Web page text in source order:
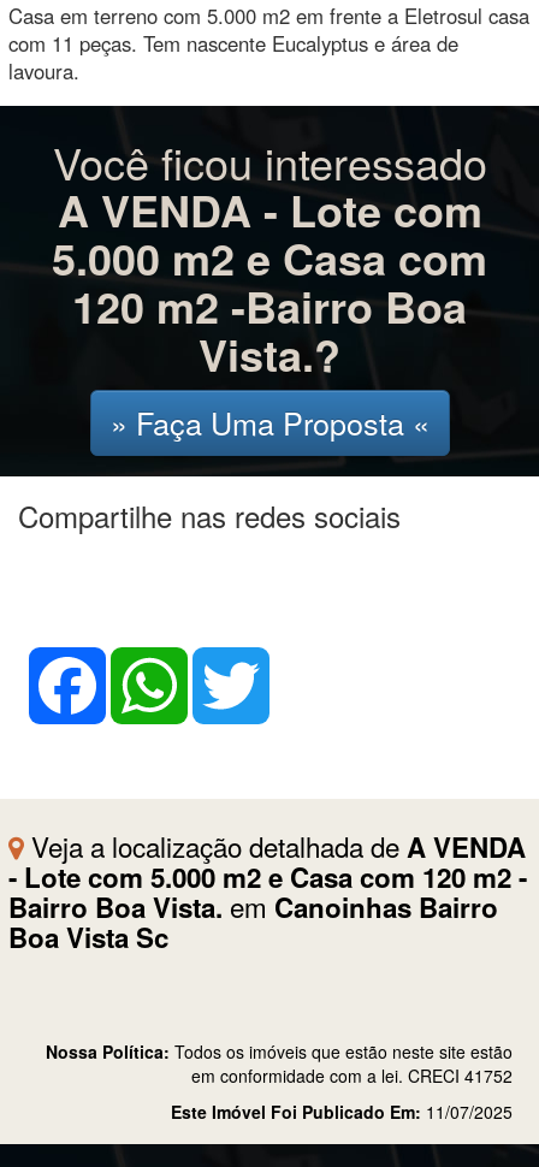
Casa em terreno com 5.000 m2 em frente a Eletrosul casa
com 11 peças. Tem nascente Eucalyptus e área de
lavoura.
Você ficou interessado
A VENDA - Lote com
5.000 m2 e Casa com
120 m2 -Bairro Boa
Vista.?
» Faça Uma Proposta «
Compartilhe nas redes sociais
Facebook WhatsApp
Veja a localização detalhada deA VENDA
- Lote com 5.000 m2 e Casa com 120 m2 -
Bairro Boa Vista. em Canoinhas Bairro
Boa Vista Sc
Nossa Política: Todos os imóveis que estão neste site estão
em conformidade com a lei. CRECI 41752
Este Imóvel Foi Publicado Em: 11/07/2025